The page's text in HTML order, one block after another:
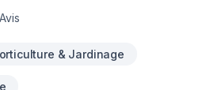
& Jardinage